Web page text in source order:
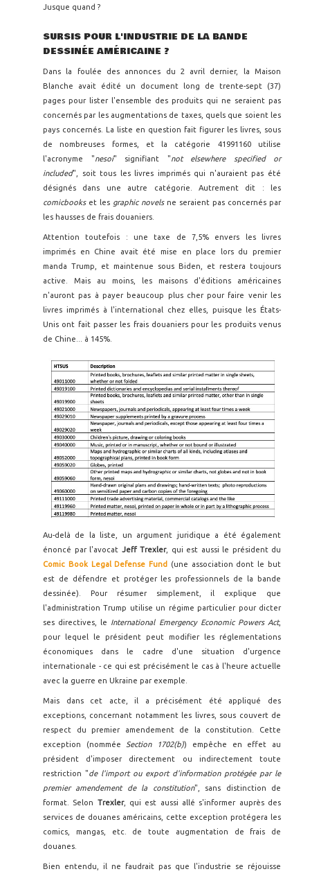
Jusque quand ?
SURSIS POUR L'INDUSTRIE DE LA BANDE
DESSINÉE AMÉRICAINE ?
Dans la foulée des annonces du 2 avril dernier, la Maison
Blanche avait édité un document long de trente-sept (37)
pages pour lister l'ensemble des produits qui ne seraient pas
concernés par les augmentations de taxes, quels que soient les
pays concernés. La liste en question fait figurer les livres, sous
de nombreuses formes, et la catégorie 41991160 utilise
l'acronyme "nesoi" signifiant "not elsewhere specified or
included", soit tous les livres imprimés qui n'auraient pas été
désignés dans une autre catégorie. Autrement dit : les
comicbooks et les graphic novels ne seraient pas concernés par
les hausses de frais douaniers.
Attention toutefois : une taxe de 7,5% envers les livres
imprimés en Chine avait été mise en place lors du premier
manda Trump, et maintenue sous Biden, et restera toujours
active. Mais au moins, les maisons d'éditions américaines
n'auront pas à payer beaucoup plus cher pour faire venir les
livres imprimés à l'international chez elles, puisque les États-
Unis ont fait passer les frais douaniers pour les produits venus
de Chine... à 145%.
Au-delà de la liste, un argument juridique a été également
énoncé par l'avocat Jeff Trexler, qui est aussi le président du
Comic Book Legal Defense Fund
(une association dont le but
est de défendre et protéger les professionnels de la bande
dessinée). Pour résumer simplement, il explique que
l'administration Trump utilise un régime particulier pour dicter
ses directives, le International Emergency Economic Powers Act,
pour lequel le président peut modifier les réglementations
économiques dans le cadre d'une situation d'urgence
internationale - ce qui est précisément le cas à l'heure actuelle
avec la guerre en Ukraine par exemple.
Mais dans cet acte, il a précisément été appliqué des
exceptions, concernant notamment les livres, sous couvert de
respect du premier amendement de la constitution. Cette
exception (nommée
Section 1702(b)) empêche en effet au
président d'imposer directement ou indirectement toute
restriction "de l'import ou export d'information protégée par le
premier amendement de la constitution", sans distinction de
format. Selon Trexler, qui est aussi allé s'informer auprès des
services de douanes américains, cette exception protégera les
comics, mangas, etc. de toute augmentation de frais de
douanes.
Bien entendu, il ne faudrait pas que l'industrie se réjouisse